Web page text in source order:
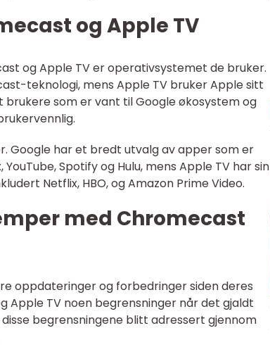
og Apple TV
og Apple TV er operativsystemet de bruker.
teknologi, mens Apple TV bruker Apple sitt
som er vant til Google økosystem og
Google har et bredt utvalg av apper som er
Spotify og Hulu, mens Apple TV har sin
Netflix, HBO, og Amazon Prime Video.
med Chromecast
oppdateringer og forbedringer siden deres
Apple TV noen begrensninger når det gjaldt
begrensningene blitt adressert gjennom